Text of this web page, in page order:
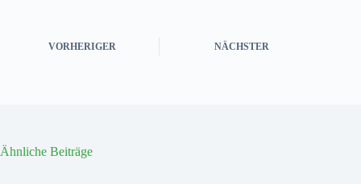
VORHERIGER NÄCHSTER
Ähnliche Beiträge